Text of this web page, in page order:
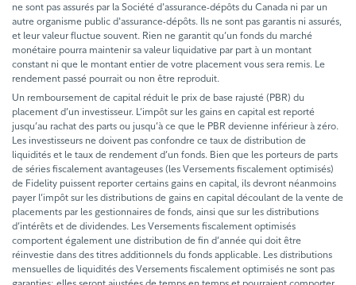
ne sont pas assurés par la Société d'assurance-dépôts du Canada ni par un
autre organisme public d'assurance-dépôts. Ils ne sont pas garantis ni assurés,
et leur valeur fluctue souvent. Rien ne garantit qu’un fonds du marché
monétaire pourra maintenir sa valeur liquidative par part à un montant
constant ni que le montant entier de votre placement vous sera remis. Le
rendement passé pourrait ou non être reproduit.
Un remboursement de capital réduit le prix de base rajusté (PBR) du
placement d’un investisseur. L’impôt sur les gains en capital est reporté
jusqu’au rachat des parts ou jusqu’à ce que le PBR devienne inférieur à zéro.
Les investisseurs ne doivent pas confondre ce taux de distribution de
liquidités et le taux de rendement d’un fonds. Bien que les porteurs de parts
de séries fiscalement avantageuses (les Versements fiscalement optimisés)
de Fidelity puissent reporter certains gains en capital, ils devront néanmoins
payer l’impôt sur les distributions de gains en capital découlant de la vente de
placements par les gestionnaires de fonds, ainsi que sur les distributions
d’intérêts et de dividendes. Les Versements fiscalement optimisés
comportent également une distribution de fin d’année qui doit être
réinvestie dans des titres additionnels du fonds applicable. Les distributions
mensuelles de liquidités des Versements fiscalement optimisés ne sont pas